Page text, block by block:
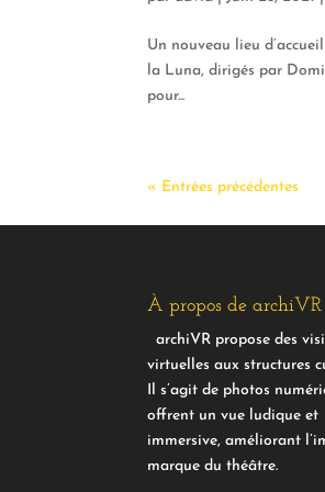
Un nouveau lieu
la Luna, dirigés par
pour...
« Entrées précédentes
À propos de archiVR
archiVR propose des
virtuelles aux structures
Il s’agit de photos
offrent un vue ludique et
immersive, améliorant
marque du théâtre.